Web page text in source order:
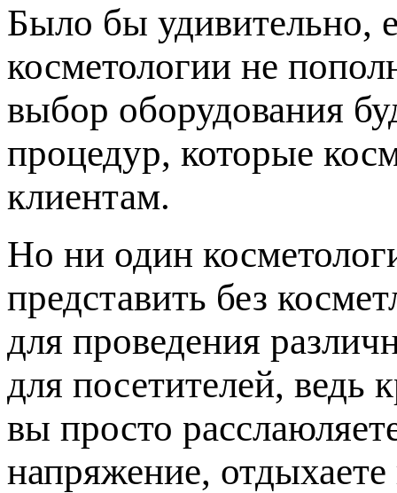
Было бы удивительно,
косметологии не
выбор оборудования
процедур, которые
клиентам.
Но ни один
представить без
для проведения
для посетителей, ведь
вы просто
напряжение,